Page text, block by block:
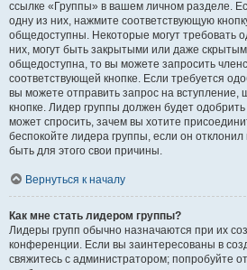
ссылке «Группы» в вашем личном разделе.
одну из них, нажмите соответствующую
общедоступны. Некоторые могут требовать
них, могут быть закрытыми или даже
общедоступна, то вы можете запросить
соответствующей кнопке. Если требуется
вы можете отправить запрос на вступление,
кнопке. Лидер группы должен будет
может спросить, зачем вы хотите
беспокойте лидера группы, если он отклонил
быть для этого свои причины.
Вернуться к началу
Как мне стать лидером группы?
Лидеры групп обычно назначаются при их
конференции. Если вы заинтересованы в
свяжитесь с администратором; попробуйте